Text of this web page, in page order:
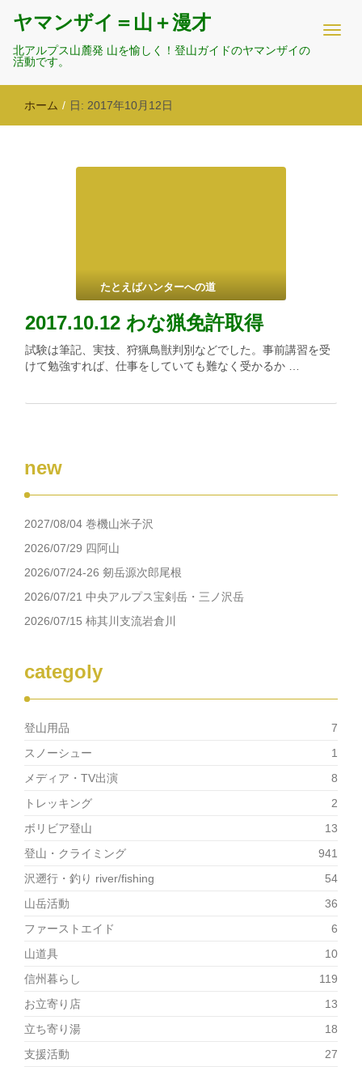
ヤマンザイ＝山＋漫才
北アルプス山麓発 山を愉しく！登山ガイドのヤマンザイの
活動です。
ホーム / 日: 2017年10月12日
たとえばハンターへの道
2017.10.12 わな猟免許取得
試験は筆記、実技、狩猟鳥獣判別などでした。事前講習を受
けて勉強すれば、仕事をしていても難なく受かるか …
new
2027/08/04 巻機山米子沢
2026/07/29 四阿山
2026/07/24-26 剱岳源次郎尾根
2026/07/21 中央アルプス宝剣岳・三ノ沢岳
2026/07/15 柿其川支流岩倉川
categoly
登山用品
7
スノーシュー
1
メディア・TV出演
8
トレッキング
2
ボリビア登山
13
登山・クライミング
941
沢遡行・釣り river/fishing
54
山岳活動
36
ファーストエイド
6
山道具
10
信州暮らし
119
お立寄り店
13
立ち寄り湯
18
支援活動
27